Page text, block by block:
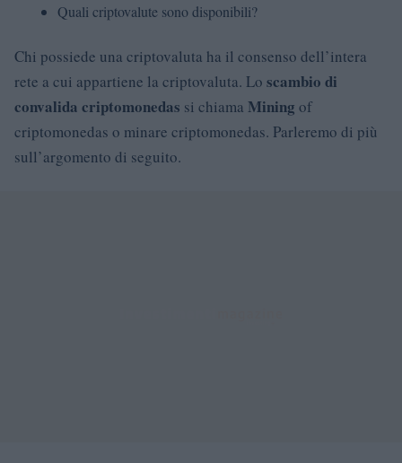
Quali criptovalute sono disponibili?
Chi possiede una criptovaluta ha il consenso dell’intera
rete a cui appartiene la criptovaluta. Lo scambio di
convalida criptomonedas si chiama Mining of
criptomonedas o minare criptomonedas. Parleremo di più
sull’argomento di seguito.